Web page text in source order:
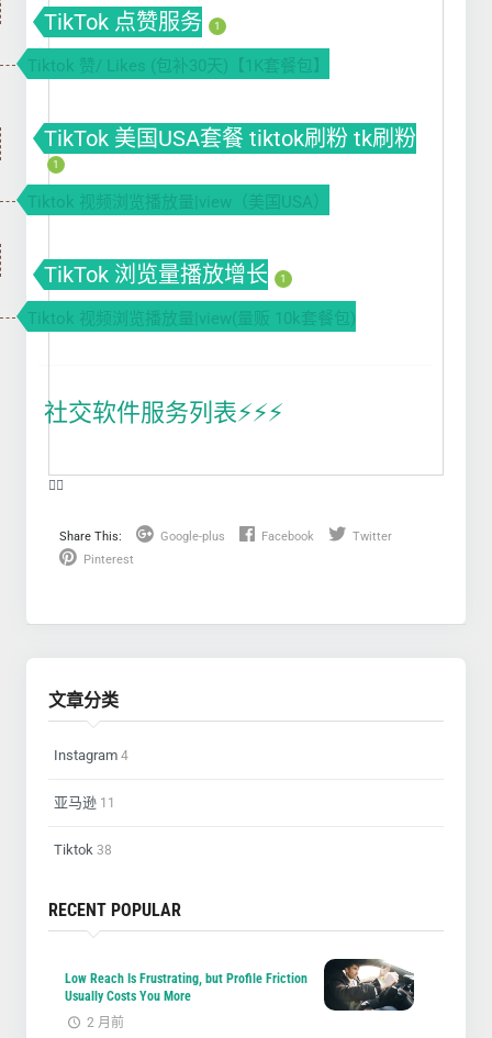
TikTok 点赞服务 1
Tiktok 赞/ Likes (包补30天)【1K套餐包】
TikTok 美国USA套餐 tiktok刷粉 tk刷粉
1
Tiktok 视频浏览播放量|view（美国USA）
TikTok 浏览量播放增长 1
Tiktok 视频浏览播放量|view(量贩 10k套餐包)
社交软件服务列表⚡️⚡️⚡️
❤️‍🔥
Share This: Google-plus Facebook
Twitter
Pinterest
文章分类
Instagram 4
亚马逊 11
Tiktok 38
RECENT POPULAR
Low Reach Is Frustrating, but Profile Friction
Usually Costs You More
2 月前